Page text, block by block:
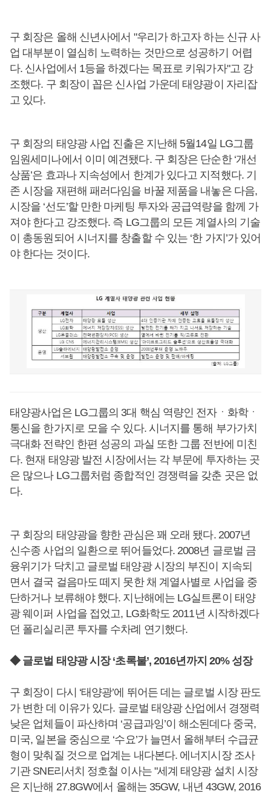
구 회장은 올해 신년사에서 "우리가 하고자 하는 신규 사
업 대부분이 열심히 노력하는 것만으로 성공하기 어렵
다. 신사업에서 1등을 하겠다는 목표로 키워가자"고 강
조했다. 구 회장이 꼽은 신사업 가운데 태양광이 자리잡
고 있다.
구 회장의 태양광 사업 진출은 지난해 5월14일 LG그룹
임원세미나에서 이미 예견됐다. 구 회장은 단순한 ‘개선
상품’은 효과나 지속성에서 한계가 있다고 지적했다. 기
존 시장을 재편해 패러다임을 바꿀 제품을 내놓은 다음,
시장을 ‘선도’할 만한 마케팅 투자와 공급역량을 함께 가
져야 한다고 강조했다. 즉 LG그룹의 모든 계열사의 기술
이 총동원되어 시너지를 창출할 수 있는 ‘한 가지’가 있어
야 한다는 것이다.
태양광사업은 LG그룹의 3대 핵심 역량인 전자ㆍ화학ㆍ
통신을 한가지로 모을 수 있다. 시너지를 통해 부가가치
극대화 전략인 한편 성공의 과실 또한 그룹 전반에 미친
다. 현재 태양광 발전 시장에서는 각 부문에 투자하는 곳
은 많으나 LG그룹처럼 종합적인 경쟁력을 갖춘 곳은 없
다.
구 회장의 태양광을 향한 관심은 꽤 오래 됐다. 2007년
신수종 사업의 일환으로 뛰어들었다. 2008년 글로벌 금
융위기가 닥치고 글로벌 태양광 시장의 부진이 지속되
면서 결국 걸음마도 떼지 못한 채 계열사별로 사업을 중
단하거나 보류해야 했다. 지난해에는 LG실트론이 태양
광 웨이퍼 사업을 접었고, LG화학도 2011년 시작하겠다
던 폴리실리콘 투자를 수차례 연기했다.
◆ 글로벌 태양광 시장 ‘초록불’, 2016년까지 20% 성장
구 회장이 다시 ‘태양광’에 뛰어든 데는 글로벌 시장 판도
가 변한 데 이유가 있다. 글로벌 태양광 산업에서 경쟁력
낮은 업체들이 파산하며 ‘공급과잉’이 해소된데다 중국,
미국, 일본을 중심으로 ‘수요’가 늘면서 올해부터 수급균
형이 맞춰질 것으로 업계는 내다본다. 에너지시장 조사
기관 SNE리서치 정호철 이사는 "세계 태양광 설치 시장
은 지난해 27.8GW에서 올해는 35GW, 내년 43GW, 2016